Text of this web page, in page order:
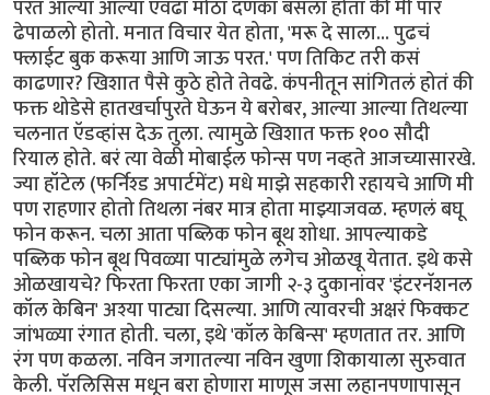
परत आल्या आल्या एवढा मोठा दणका बसला होता की मी पार
ढेपाळलो होतो. मनात विचार येत होता, 'मरू दे साला... पुढचं
फ्लाईट बुक करूया आणि जाऊ परत.' पण तिकिट तरी कसं
काढणार? खिशात पैसे कुठे होते तेवढे. कंपनीतून सांगितलं होतं की
फक्त थोडेसे हातखर्चापुरते घेऊन ये बरोबर, आल्या आल्या तिथल्या
चलनात ऍडव्हांस देऊ तुला. त्यामुळे खिशात फक्त १०० सौदी
रियाल होते. बरं त्या वेळी मोबाईल फोन्स पण नव्हते आजच्यासारखे.
ज्या हॉटेल (फर्निश्ड अपार्टमेंट) मधे माझे सहकारी रहायचे आणि मी
पण राहणार होतो तिथला नंबर मात्र होता माझ्याजवळ. म्हणलं बघू
फोन करून. चला आता पब्लिक फोन बूथ शोधा. आपल्याकडे
पब्लिक फोन बूथ पिवळ्या पाट्यांमुळे लगेच ओळखू येतात. इथे कसे
ओळखायचे? फिरता फिरता एका जागी २-३ दुकानांवर 'इंटरनॅशनल
कॉल केबिन' अश्या पाट्या दिसल्या. आणि त्यावरची अक्षरं फिक्कट
जांभळ्या रंगात होती. चला, इथे 'कॉल केबिन्स' म्हणतात तर. आणि
रंग पण कळला. नविन जगातल्या नविन खुणा शिकायाला सुरुवात
केली. पॅरलिसिस मधून बरा होणारा माणूस जसा लहानपणापासून